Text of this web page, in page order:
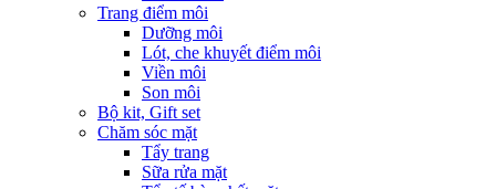
Trang điểm môi
Dưỡng môi
Lót, che khuyết điểm môi
Viền môi
Son môi
Bộ kit, Gift set
Chăm sóc mặt
Tẩy trang
Sữa rửa mặt